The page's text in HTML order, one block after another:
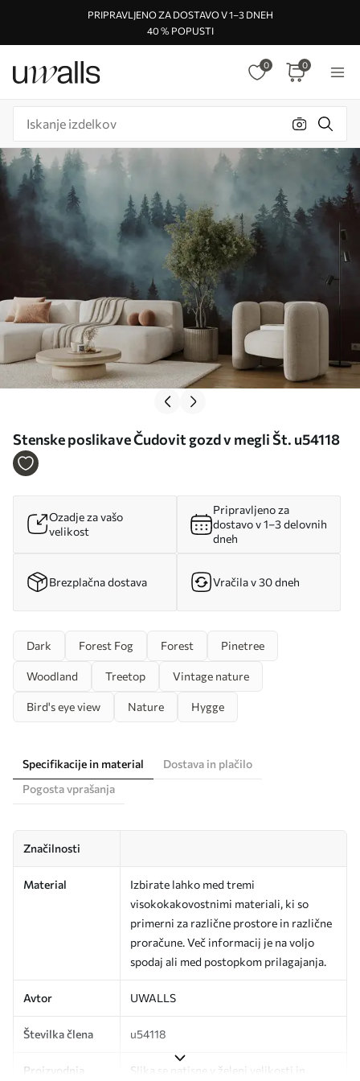
PRIPRAVLJENO ZA DOSTAVO V 1–3 DNEH
40 % POPUSTI
0 0
Stenske poslikave Čudovit gozd v megli Št. u54118
Ozadje za vašo
velikost
Pripravljeno za
dostavo v 1–3 delovnih
dneh
Brezplačna dostava Vračila v 30 dneh
Dark Forest Fog Forest Pinetree
Woodland Treetop Vintage nature
Bird's eye view Nature Hygge
Specifikacije in material
Dostava in plačilo
Pogosta vprašanja
Značilnosti
Material
Izbirate lahko med tremi
visokokakovostnimi materiali, ki so
primerni za različne prostore in različne
proračune. Več informacij je na voljo
spodaj ali med postopkom prilagajanja.
Avtor UWALLS
Številka člena u54118
Proizvodnja
Slika se natisne v želeni velikosti in